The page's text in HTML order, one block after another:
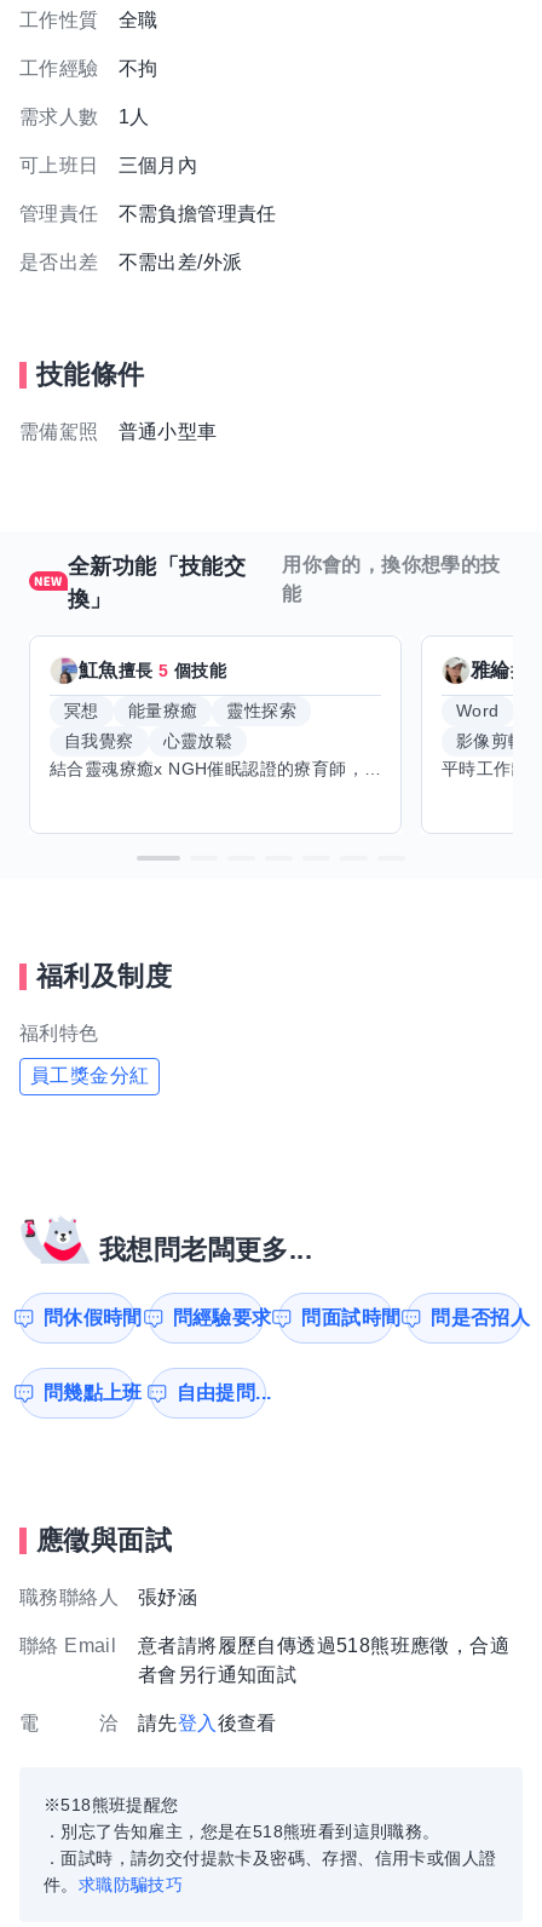
工作性質 全職
工作經驗 不拘
需求人數 1人
可上班日 三個月內
管理責任 不需負擔管理責任
是否出差 不需出差/外派
技能條件
需備駕照 普通小型車
全新功能「技能交
換」
用你會的，換你想學的技
能
魟魚擅長5 個技能
冥想 能量療癒
靈性探索
自我覺察
心靈放鬆
雅綸擅
Word
影像剪輯
福利及制度
福利特色
員工獎金分紅
我想問老闆更多...
問休假時間 問經驗要求 問面試時間 問是否招人
問幾點上班 自由提問...
應徵與面試
職務聯絡人 張妤涵
聯絡 Email
意者請將履歷自傳透過518熊班應徵，合適
者會另行通知面試
電 洽 請先登入 後查看
※518熊班提醒您
．別忘了告知雇主，您是在518熊班看到這則職務。
．面試時，請勿交付提款卡及密碼、存摺、信用卡或個人證
件。 求職防騙技巧